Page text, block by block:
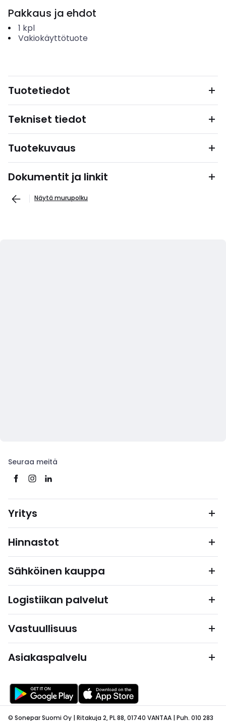
Pakkaus ja ehdot
1 kpl
Vakiokäyttötuote
Tuotetiedot
Tekniset tiedot
Tuotekuvaus
Dokumentit ja linkit
Näytä murupolku
Seuraa meitä
Yritys
Hinnastot
Sähköinen kauppa
Logistiikan palvelut
Vastuullisuus
Asiakaspalvelu
© Sonepar Suomi Oy | Ritakuja 2, PL 88, 01740 VANTAA | Puh. 010 283